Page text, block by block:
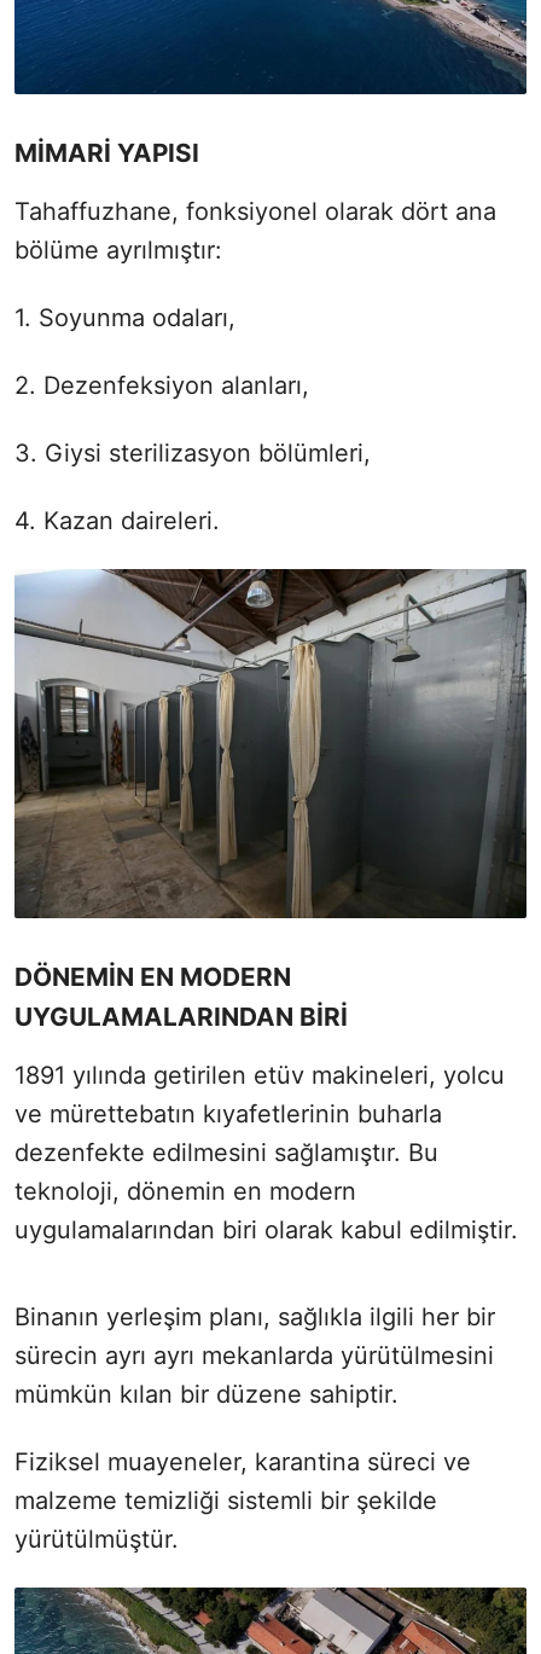
MİMARİ YAPISI
Tahaffuzhane, fonksiyonel olarak dört ana
bölüme ayrılmıştır:
1. Soyunma odaları,
2. Dezenfeksiyon alanları,
3. Giysi sterilizasyon bölümleri,
4. Kazan daireleri.
DÖNEMİN EN MODERN
UYGULAMALARINDAN BİRİ
1891 yılında getirilen etüv makineleri, yolcu
ve mürettebatın kıyafetlerinin buharla
dezenfekte edilmesini sağlamıştır. Bu
teknoloji, dönemin en modern
uygulamalarından biri olarak kabul edilmiştir.
Binanın yerleşim planı, sağlıkla ilgili her bir
sürecin ayrı ayrı mekanlarda yürütülmesini
mümkün kılan bir düzene sahiptir.
Fiziksel muayeneler, karantina süreci ve
malzeme temizliği sistemli bir şekilde
yürütülmüştür.